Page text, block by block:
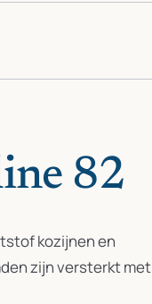
82
kozijnen en
zijn versterkt met